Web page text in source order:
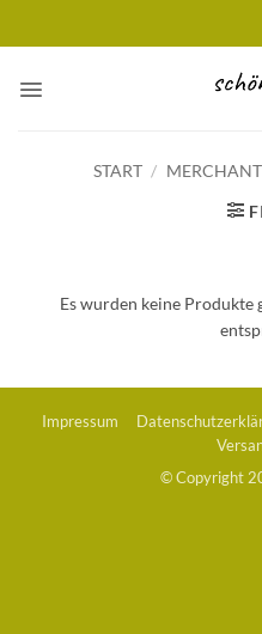
START /
Es wurden keine Produkte
Impressum
© Copyright